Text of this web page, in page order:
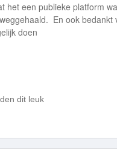
het een publieke platform
En ook bedankt
doen
dit leuk